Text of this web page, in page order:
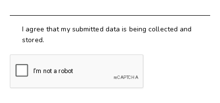
I agree that my submitted data is being collected and
stored.